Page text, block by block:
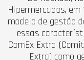
Hipermercados,
modelo de gestão
essas
ComEx Extra
Extra) como